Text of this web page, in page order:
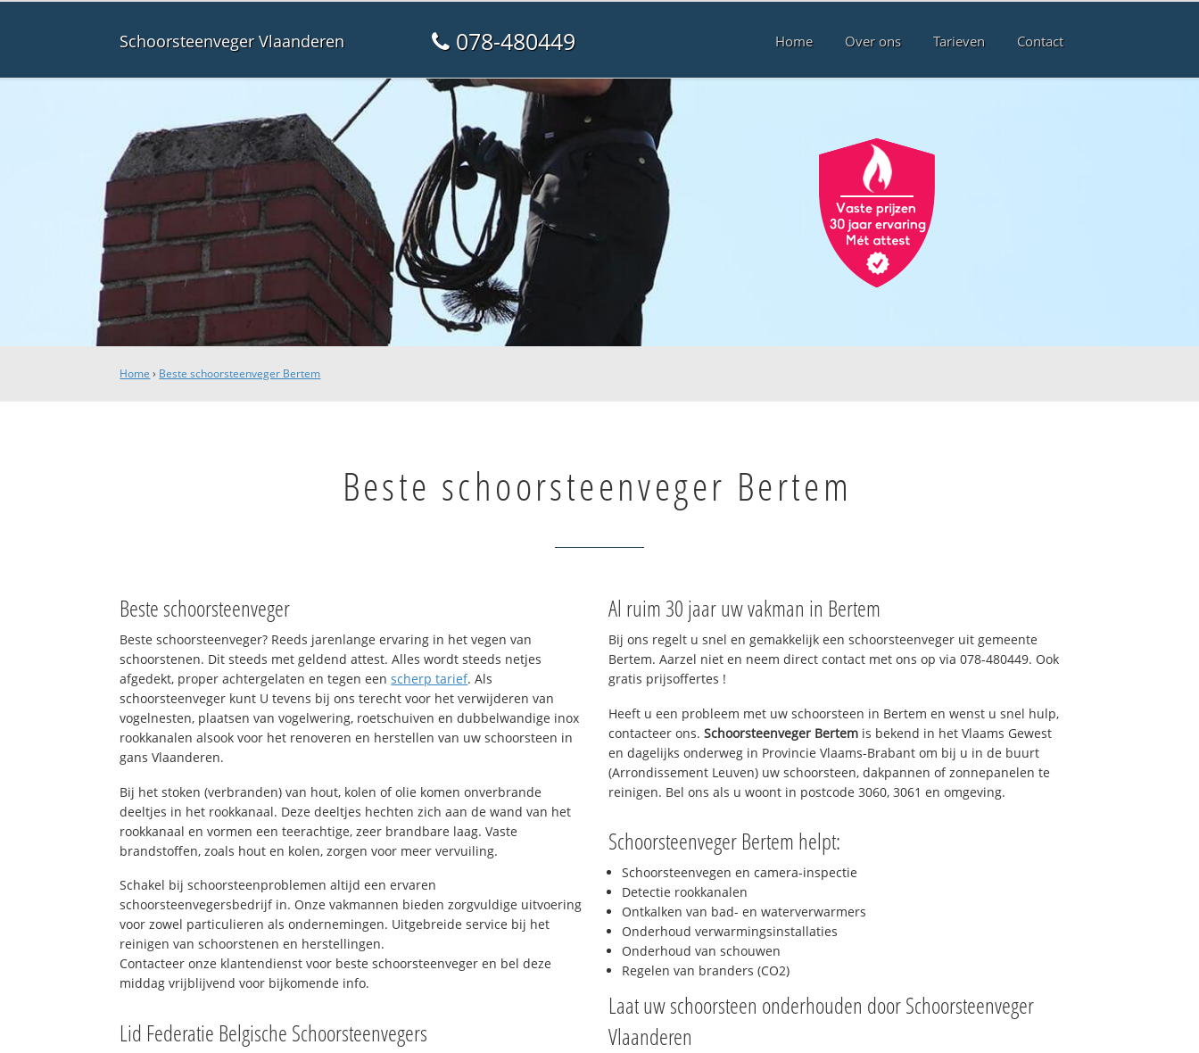
Schoorsteenveger Vlaanderen 078-480449 Home Over ons Tarieven Contact
Home › Beste schoorsteenveger Bertem
Beste schoorsteenveger Bertem
Beste schoorsteenveger
Beste schoorsteenveger? Reeds jarenlange ervaring in het vegen van
schoorstenen. Dit steeds met geldend attest. Alles wordt steeds netjes
afgedekt, proper achtergelaten en tegen eenscherp tarief. Als
schoorsteenveger kunt U tevens bij ons terecht voor het verwijderen van
vogelnesten, plaatsen van vogelwering, roetschuiven en dubbelwandige inox
rookkanalen alsook voor het renoveren en herstellen van uw schoorsteen in
gans Vlaanderen.
Bij het stoken (verbranden) van hout, kolen of olie komen onverbrande
deeltjes in het rookkanaal. Deze deeltjes hechten zich aan de wand van het
rookkanaal en vormen een teerachtige, zeer brandbare laag. Vaste
brandstoffen, zoals hout en kolen, zorgen voor meer vervuiling.
Schakel bij schoorsteenproblemen altijd een ervaren
schoorsteenvegersbedrijf in. Onze vakmannen bieden zorgvuldige uitvoering
voor zowel particulieren als ondernemingen. Uitgebreide service bij het
reinigen van schoorstenen en herstellingen.
Contacteer onze klantendienst voor beste schoorsteenveger en bel deze
middag vrijblijvend voor bijkomende info.
Lid Federatie Belgische Schoorsteenvegers
Al ruim 30 jaar uw vakman in Bertem
Bij ons regelt u snel en gemakkelijk een schoorsteenveger uit gemeente
Bertem. Aarzel niet en neem direct contact met ons op via 078-480449. Ook
gratis prijsoffertes !
Heeft u een probleem met uw schoorsteen in Bertem en wenst u snel hulp,
contacteer ons. Schoorsteenveger Bertem is bekend in het Vlaams Gewest
en dagelijks onderweg in Provincie Vlaams-Brabant om bij u in de buurt
(Arrondissement Leuven) uw schoorsteen, dakpannen of zonnepanelen te
reinigen. Bel ons als u woont in postcode 3060, 3061 en omgeving.
Schoorsteenveger Bertem helpt:
Schoorsteenvegen en camera-inspectie
Detectie rookkanalen
Ontkalken van bad- en waterverwarmers
Onderhoud verwarmingsinstallaties
Onderhoud van schouwen
Regelen van branders (CO2)
Laat uw schoorsteen onderhouden door Schoorsteenveger
Vlaanderen